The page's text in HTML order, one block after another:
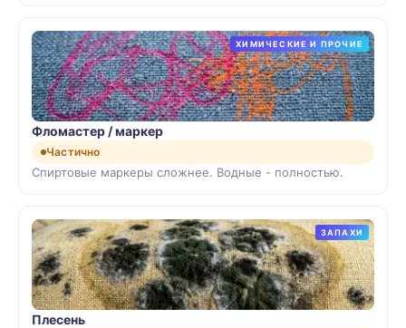
ХИМИЧЕСКИЕ И ПРОЧИЕ
Фломастер / маркер
Частично
Спиртовые маркеры сложнее. Водные - полностью.
ЗАПАХИ
Плесень